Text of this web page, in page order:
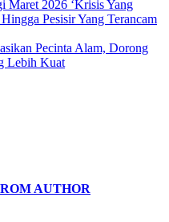
Maret 2026 ‘Krisis Yang
Pesisir Yang Terancam
Pecinta Alam, Dorong
Lebih Kuat
AUTHOR